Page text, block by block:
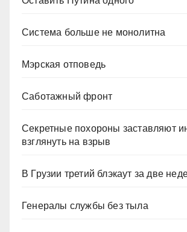
Система больше не монолитна
Мэрская отповедь
Саботажный фронт
Секретные похороны заставляют
взглянуть на взрыв
В Грузии третий блэкаут за две
Генералы службы без тыла